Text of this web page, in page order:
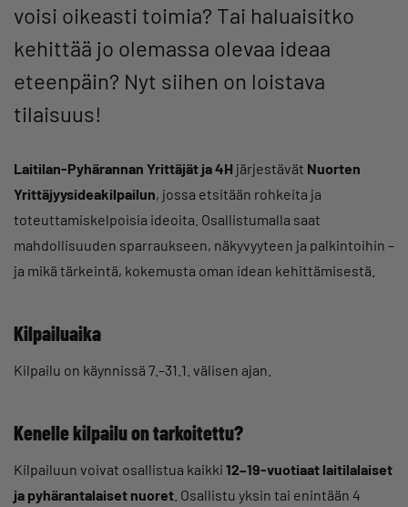
voisi oikeasti toimia? Tai haluaisitko
kehittää jo olemassa olevaa ideaa
eteenpäin? Nyt siihen on loistava
tilaisuus!
Laitilan-Pyhärannan Yrittäjät ja 4H järjestävät Nuorten
Yrittäjyysideakilpailun, jossa etsitään rohkeita ja
toteuttamiskelpoisia ideoita. Osallistumalla saat
mahdollisuuden sparraukseen, näkyvyyteen ja palkintoihin –
ja mikä tärkeintä, kokemusta oman idean kehittämisestä.
Kilpailuaika
Kilpailu on käynnissä 7.–31.1. välisen ajan.
Kenelle kilpailu on tarkoitettu?
Kilpailuun voivat osallistua kaikki 12–19-vuotiaat laitilalaiset
ja pyhärantalaiset nuoret . Osallistu yksin tai enintään 4